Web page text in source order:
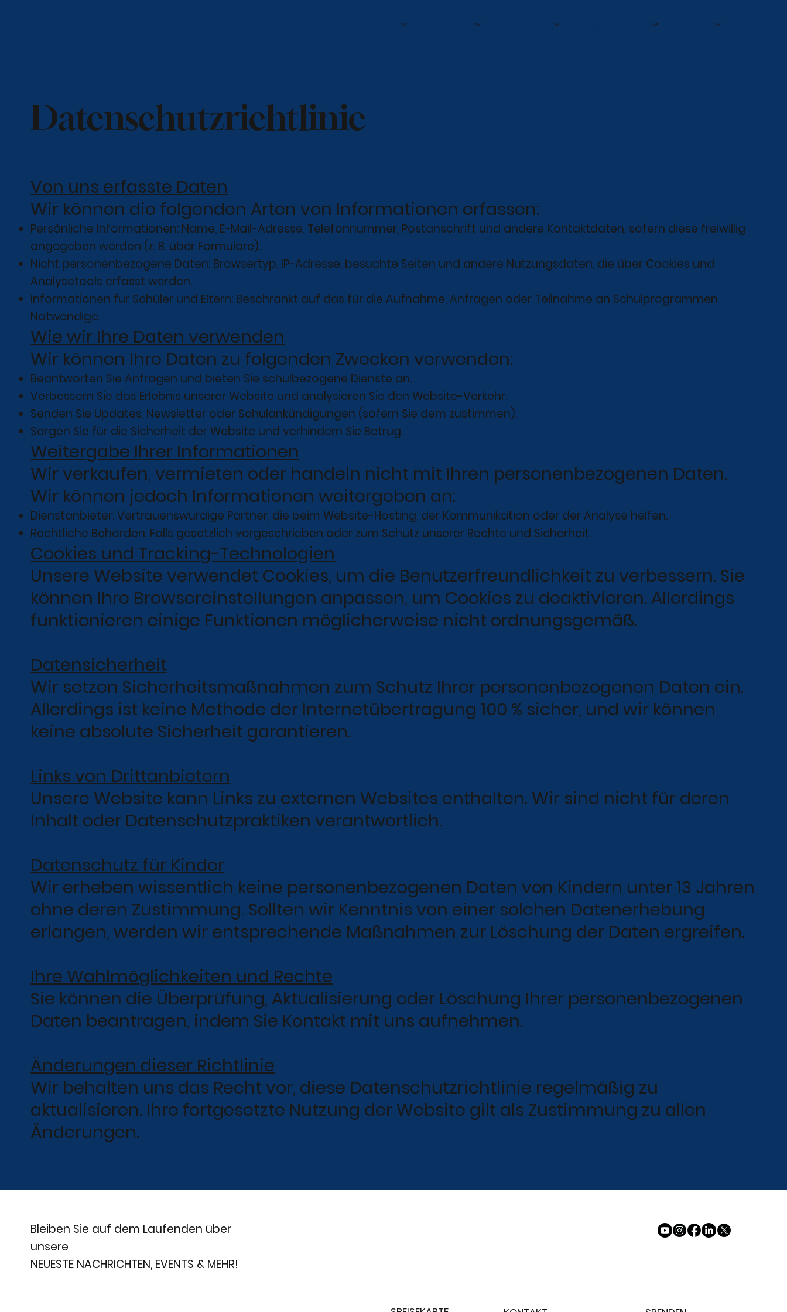
Zulassungen Begleiten Sie uns Spenden
Datenschutzrichtlinie
Von uns erfasste Daten
Wir können die folgenden Arten von Informationen erfassen:
Persönliche Informationen: Name, E-Mail-Adresse, Telefonnummer, Postanschrift und andere Kontaktdaten, sofern diese freiwillig
angegeben werden (z. B. über Formulare).
Nicht personenbezogene Daten: Browsertyp, IP-Adresse, besuchte Seiten und andere Nutzungsdaten, die über Cookies und
Analysetools erfasst werden.
Informationen für Schüler und Eltern: Beschränkt auf das für die Aufnahme, Anfragen oder Teilnahme an Schulprogrammen
Notwendige.
Wie wir Ihre Daten verwenden
Wir können Ihre Daten zu folgenden Zwecken verwenden:
Beantworten Sie Anfragen und bieten Sie schulbezogene Dienste an.
Verbessern Sie das Erlebnis unserer Website und analysieren Sie den Website-Verkehr.
Senden Sie Updates, Newsletter oder Schulankündigungen (sofern Sie dem zustimmen).
Sorgen Sie für die Sicherheit der Website und verhindern Sie Betrug.
Weitergabe Ihrer Informationen
Wir verkaufen, vermieten oder handeln nicht mit Ihren personenbezogenen Daten.
Wir können jedoch Informationen weitergeben an:
Dienstanbieter: Vertrauenswürdige Partner, die beim Website-Hosting, der Kommunikation oder der Analyse helfen.
Rechtliche Behörden: Falls gesetzlich vorgeschrieben oder zum Schutz unserer Rechte und Sicherheit.
Cookies und Tracking-Technologien
Unsere Website verwendet Cookies, um die Benutzerfreundlichkeit zu verbessern. Sie
können Ihre Browsereinstellungen anpassen, um Cookies zu deaktivieren. Allerdings
funktionieren einige Funktionen möglicherweise nicht ordnungsgemäß.
Datensicherheit
Wir setzen Sicherheitsmaßnahmen zum Schutz Ihrer personenbezogenen Daten ein.
Allerdings ist keine Methode der Internetübertragung 100 % sicher, und wir können
keine absolute Sicherheit garantieren.
Links von Drittanbietern
Unsere Website kann Links zu externen Websites enthalten. Wir sind nicht für deren
Inhalt oder Datenschutzpraktiken verantwortlich.
Datenschutz für Kinder
Wir erheben wissentlich keine personenbezogenen Daten von Kindern unter 13 Jahren
ohne deren Zustimmung. Sollten wir Kenntnis von einer solchen Datenerhebung
erlangen, werden wir entsprechende Maßnahmen zur Löschung der Daten ergreifen.
Ihre Wahlmöglichkeiten und Rechte
Sie können die Überprüfung, Aktualisierung oder Löschung Ihrer personenbezogenen
Daten beantragen, indem Sie Kontakt mit uns aufnehmen.
Änderungen dieser Richtlinie
Wir behalten uns das Recht vor, diese Datenschutzrichtlinie regelmäßig zu
aktualisieren. Ihre fortgesetzte Nutzung der Website gilt als Zustimmung zu allen
Änderungen.
Bleiben Sie auf dem Laufenden über
unsere
NEUESTE NACHRICHTEN, EVENTS & MEHR!